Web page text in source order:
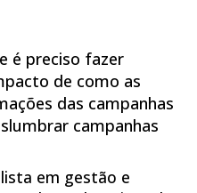
é preciso fazer
de como as
das campanhas
campanhas
em gestão e